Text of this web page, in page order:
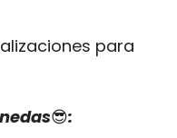
para
😎: